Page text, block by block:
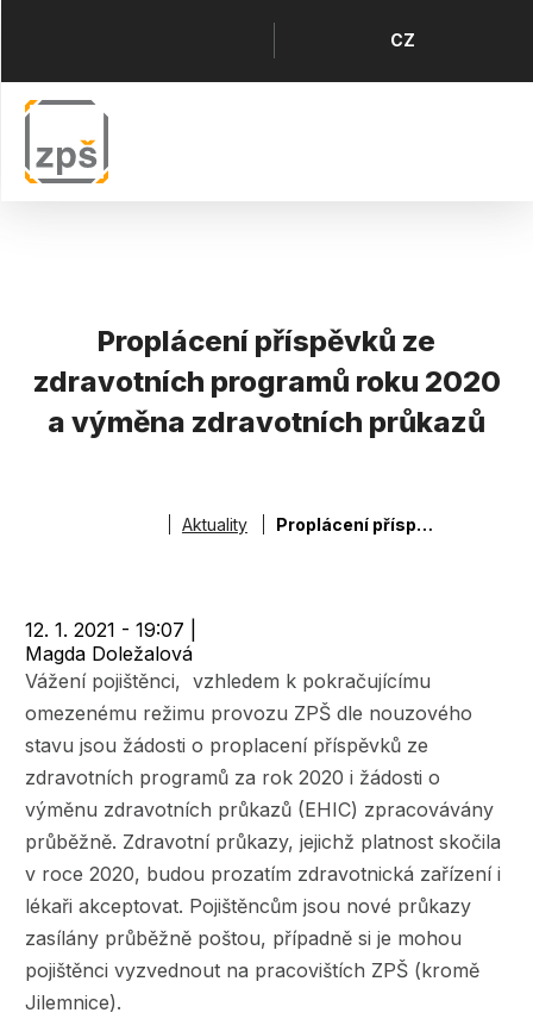
obsahu
menu
Jazyk
CZ
Proplácení příspěvků ze
zdravotních programů roku 2020
a výměna zdravotních průkazů
DrobečkováAktuality Proplácení příspěvků ze zdravotních programů roku 2020 a výměna zdravotních průkazů
12. 1. 2021 - 19:07
Magda Doležalová
Vážení pojištěnci, vzhledem k pokračujícímu
omezenému režimu provozu ZPŠ dle nouzového
stavu jsou žádosti o proplacení příspěvků ze
zdravotních programů za rok 2020 i žádosti o
výměnu zdravotních průkazů (EHIC) zpracovávány
průběžně. Zdravotní průkazy, jejichž platnost skočila
v roce 2020, budou prozatím zdravotnická zařízení i
lékaři akceptovat. Pojištěncům jsou nové průkazy
zasílány průběžně poštou, případně si je mohou
pojištěnci vyzvednout na pracovištích ZPŠ (kromě
Jilemnice).